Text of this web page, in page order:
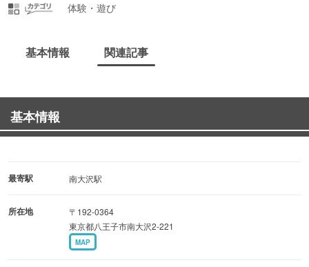
体験・遊び
基本情報 関連記事
基本情報
最寄駅 南大沢駅
所在地
〒192-0364
東京都八王子市南大沢2-221
MAP